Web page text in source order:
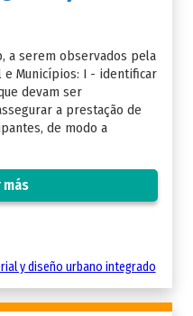
a serem observados pela
e Municípios: I - identificar
devam ser
a prestação de
de modo a
más
y diseño urbano integrado